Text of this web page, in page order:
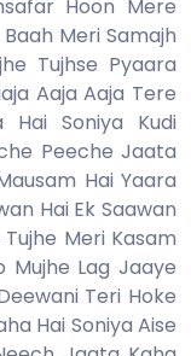
Hoon Mere
Meri Samajh
Tujhse Pyaara
Aaja Aaja Tere
Hai Soniya Kudi
Peeche Jaata
Hai Yaara
Hai Ek Saawan
Meri Kasam
Mujhe Lag Jaaye
Teri Hoke
Hai Soniya Aise